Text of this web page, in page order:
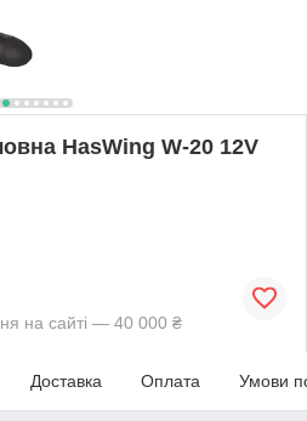
HasWing W-20 12V
на сайті — 40 000 ₴
Доставка Оплата Умови